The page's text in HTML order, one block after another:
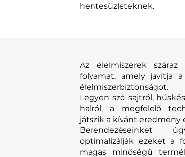
hentesüzleteknek.
Az élelmiszerek száraz
folyamat, amely javítja
élelmiszerbiztonságot.
Legyen szó sajtról,
halról, a megfelelő
játszik a kívánt eredmény
Berendezéseinket
optimalizálják ezeket a
magas minőségű